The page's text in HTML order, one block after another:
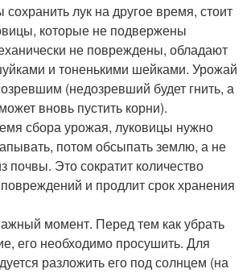
сохранить лук на другое время, стоит
которые не подвержены
не повреждены, обладают
и тоненькими шейками. Урожай
(недозревший будет гнить, а
вновь пустить корни).
сбора урожая, луковицы нужно
потом обсыпать землю, а не
почвы. Это сократит количество
и продлит срок хранения
момент. Перед тем как убрать
его необходимо просушить. Для
разложить его под солнцем (на